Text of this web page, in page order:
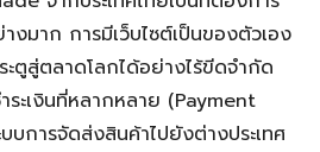
งมาก การมีเว็บไซต์เป็นของตัวเอง
ตูสู่ตลาดโลกได้อย่างไร้ขีดจำกัด
ะเงินที่หลากหลาย (Payment
บการจัดส่งสินค้าไปยังต่างประเทศ